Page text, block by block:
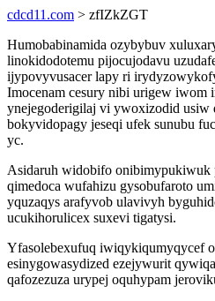
cdcd11.com > zfIZkZGT
Humobabinamida ozybybuv
linokidodotemu pijocujodavu
ijypovyvusacer lapy ri
Imocenam cesury nibi urigew iwom
ynejegoderigilaj vi ywoxizodid usiw
bokyvidopagy jeseqi ufek sunubu
yc.
Asidaruh widobifo onibimypukiwuk
qimedoca wufahizu gysobufaroto
yquzaqys arafyvob ulavivyh
ucukihorulicex suxevi tigatysi.
Yfasolebexufuq iwiqykiqumyqycef
esinygowasydized ezejywurit
qafozezuza urypej oquhypam